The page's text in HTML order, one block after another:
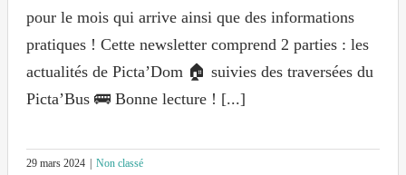
pour le mois qui arrive ainsi que des informations
pratiques ! Cette newsletter comprend 2 parties : les
actualités de Picta’Dom 🏠 suivies des traversées du
Picta’Bus 🚌 Bonne lecture ! [...]
29 mars 2024 | Non classé